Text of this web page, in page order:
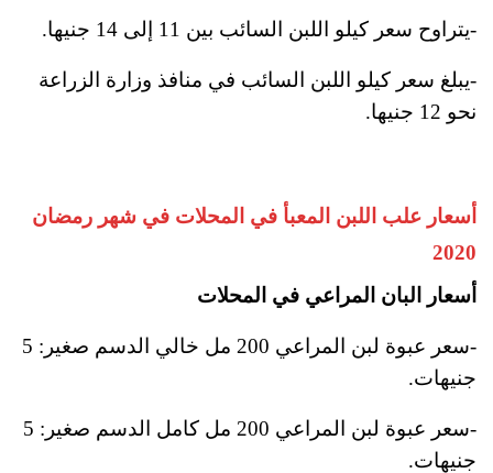
-يتراوح سعر كيلو اللبن السائب بين 11 إلى 14 جنيها.
-يبلغ سعر كيلو اللبن السائب في منافذ وزارة الزراعة
نحو 12 جنيها.
أسعار علب اللبن المعبأ في المحلات في شهر رمضان
2020
أسعار البان المراعي في المحلات
-سعر عبوة لبن المراعي 200 مل خالي الدسم صغير: 5
جنيهات.
-سعر عبوة لبن المراعي 200 مل كامل الدسم صغير: 5
جنيهات.